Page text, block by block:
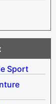
Sport